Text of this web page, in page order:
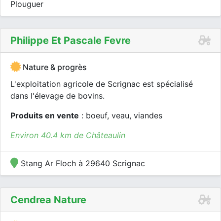
Plouguer
Philippe Et Pascale Fevre
Nature & progrès
L'exploitation agricole de Scrignac est spécialisé
dans l'élevage de bovins.
Produits en vente : boeuf, veau, viandes
Environ 40.4 km de Châteaulin
Stang Ar Floch à 29640 Scrignac
Cendrea Nature